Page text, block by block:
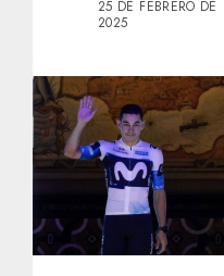
25 DE FEBRERO DE
2025